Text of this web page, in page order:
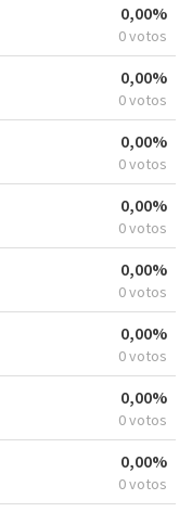
0,00%
0 votos
0,00%
0 votos
0,00%
0 votos
0,00%
0 votos
0,00%
0 votos
0,00%
0 votos
0,00%
0 votos
0,00%
0 votos